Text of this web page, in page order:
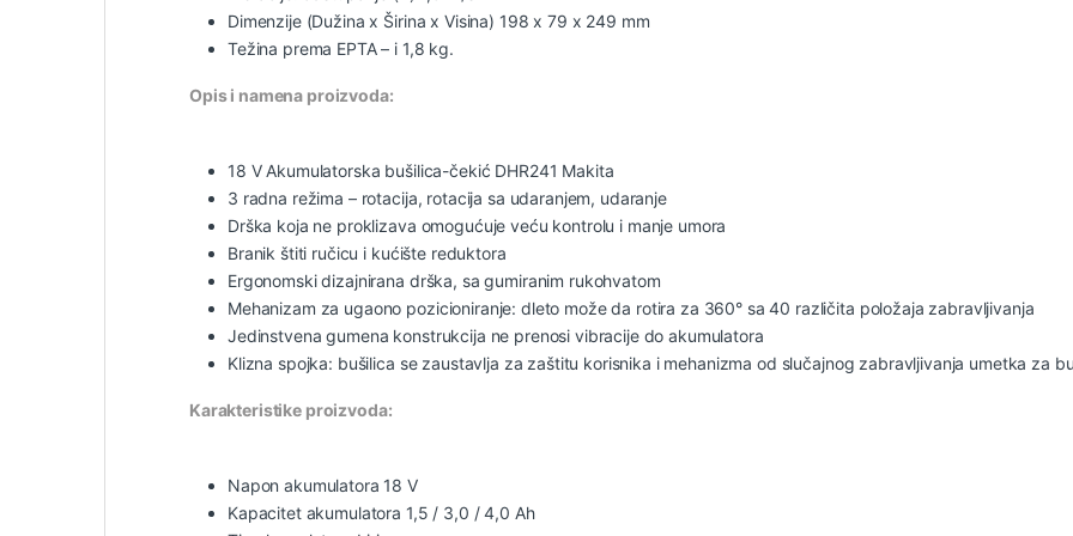
Dimenzije (Dužina x Širina x Visina) 198 x 79 x 249 mm
Težina prema EPTA – i 1,8 kg.
Opis i namena proizvoda:
18 V Akumulatorska bušilica-čekić DHR241 Makita
3 radna režima – rotacija, rotacija sa udaranjem, udaranje
Drška koja ne proklizava omogućuje veću kontrolu i manje umora
Branik štiti ručicu i kućište reduktora
Ergonomski dizajnirana drška, sa gumiranim rukohvatom
Mehanizam za ugaono pozicioniranje: dleto može da rotira za 360° sa 40 različita položaja zabravljivanja
Jedinstvena gumena konstrukcija ne prenosi vibracije do akumulatora
Klizna spojka: bušilica se zaustavlja za zaštitu korisnika i mehanizma od slučajnog zabravljivanja umetka za
Karakteristike proizvoda:
Napon akumulatora 18 V
Kapacitet akumulatora 1,5 / 3,0 / 4,0 Ah